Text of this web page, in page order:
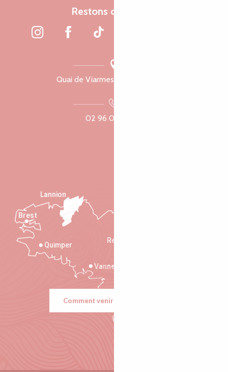
Restons connectés
Quai de Viarmes, 22300 Lannion
02 96 05 60 70
Rennes
Vannes
Quimper
Lannion
Brest
Comment venir ?